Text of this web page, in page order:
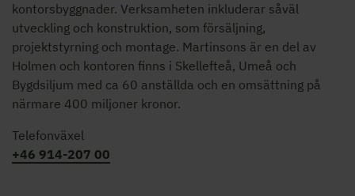
kontorsbyggnader. Verksamheten inkluderar såväl
utveckling och konstruktion, som försäljning,
projektstyrning och montage. Martinsons är en del av
Holmen och kontoren finns i Skellefteå, Umeå och
Bygdsiljum med ca 60 anställda och en omsättning på
närmare 400 miljoner kronor.
Telefonväxel
+46 914-207 00